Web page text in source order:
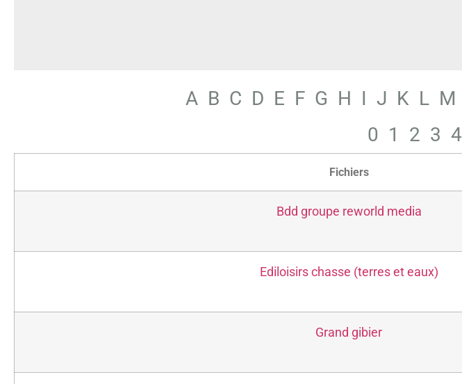
A B C D E F G H I J K L M
0 1 2 3 4
Fichiers
Bdd groupe reworld media
Ediloisirs chasse (terres et eaux)
Grand gibier